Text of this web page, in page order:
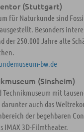
(Stuttgart)
für Naturkunde sind
Besonders
der 250.000 Jahre alte
bw.de
(Sinsheim)
Technikmuseum mit
auch das
der begehbaren
IMAX 3D-Filmtheater.